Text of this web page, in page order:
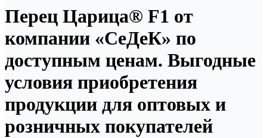
Перец Царица® F1 от
компании «СеДеК» по
доступным ценам. Выгодные
условия приобретения
продукции для оптовых и
розничных покупателей